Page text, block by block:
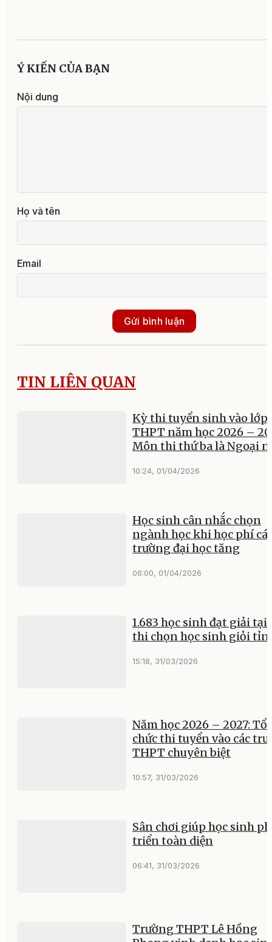
Ý KIẾN CỦA BẠN
Nội dung
Họ và tên
Email
Gửi bình luận
TIN LIÊN QUAN
Kỳ thi tuyển sinh vào lớp
THPT năm học 2026 –
Môn thi thứ ba là Ngoại
10:24, 01/04/2026
Học sinh cân nhắc chọn
ngành học khi học phí
trường đại học tăng
06:00, 01/04/2026
1.683 học sinh đạt giải tại
thi chọn học sinh giỏi
15:18, 31/03/2026
Năm học 2026 – 2027: Tổ
chức thi tuyển vào các
THPT chuyên biệt
10:57, 31/03/2026
Sân chơi giúp học sinh
triển toàn diện
06:41, 31/03/2026
Trường THPT Lê Hồng